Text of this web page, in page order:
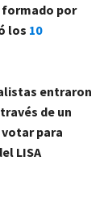
formado por
los 10
entraron
de un
para
LISA